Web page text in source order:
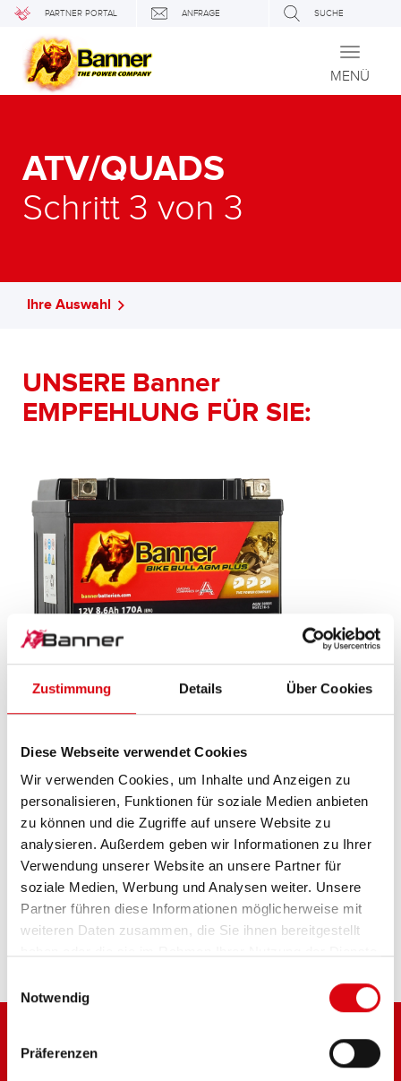
Zustimmung Details Über Cookies
Diese Webseite verwendet Cookies
Wir verwenden Cookies, um Inhalte und Anzeigen zu
personalisieren, Funktionen für soziale Medien anbieten
zu können und die Zugriffe auf unsere Website zu
analysieren. Außerdem geben wir Informationen zu Ihrer
Verwendung unserer Website an unsere Partner für
soziale Medien, Werbung und Analysen weiter. Unsere
Partner führen diese Informationen möglicherweise mit
weiteren Daten zusammen, die Sie ihnen bereitgestellt
Notwendig
Präferenzen
PARTNER PORTAL ANFRAGE SUCHE
Toggle
MENÜ
ATV/QUADS
Schritt 3 von 3
Ihre Auswahl
UNSERE Banner
EMPFEHLUNG FÜR SIE:
AGM PLUS 509 01 / BGTZ10-S - GTZ10-S
Das Aushängeschild der Banner Markenqualität.
Originalqualität zum Nachrüsten (OE).
PRODUKTDETAILS >
Diese Batterie kaufen:
HÄNDLER & EINBAUSERVICE >